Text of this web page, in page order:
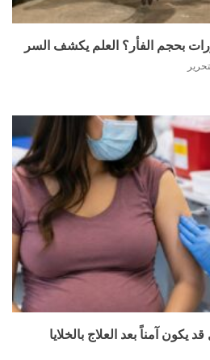
بحجم الفأر؟ العلم يكشف السر
يكون آمناً بعد العلاج بالخلايا